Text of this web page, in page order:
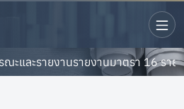
ะและรายงานรายงานมาตรา 16 ราย